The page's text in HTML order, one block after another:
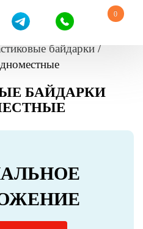
0
байдарки /
БАЙДАРКИ